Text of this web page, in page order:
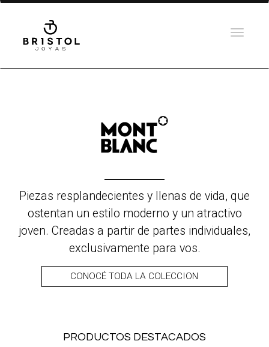
Piezas resplandecientes y llenas de vida, que
ostentan un estilo moderno y un atractivo
joven. Creadas a partir de partes individuales,
exclusivamente para vos.
CONOCÉ TODA LA COLECCION
PRODUCTOS DESTACADOS